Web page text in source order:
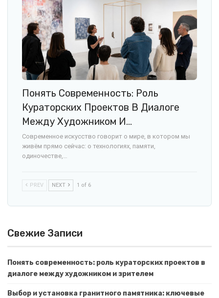
Понять Современность: Роль
Кураторских Проектов В Диалоге
Между Художником И…
Современное искусство говорит о мире, в котором мы
живём прямо сейчас: о технологиях, памяти,
одиночестве,…
PREV NEXT 1 of 6
Свежие Записи
Понять современность: роль кураторских проектов в
диалоге между художником и зрителем
Выбор и установка гранитного памятника: ключевые